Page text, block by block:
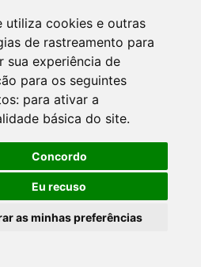
utiliza cookies e outras
de rastreamento para
sua experiência de
para os seguintes
para ativar a
básica do site.
Concordo
Eu recuso
as minhas preferências